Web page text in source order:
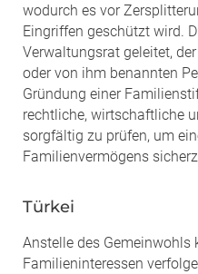
wodurch es vor
Eingriffen geschützt wird.
Verwaltungsrat geleitet,
oder von ihm benannten
Gründung einer
rechtliche, wirtschaftliche
sorgfältig zu prüfen, um
Familienvermögens
Türkei
Anstelle des
Familieninteressen